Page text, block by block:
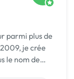
parmi plus de
le nom de